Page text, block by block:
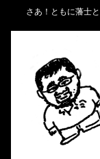
さあ！ともに藩士